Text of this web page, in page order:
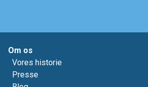
Om os
Vores historie
Presse